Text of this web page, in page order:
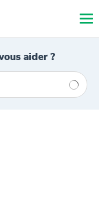
aider ?